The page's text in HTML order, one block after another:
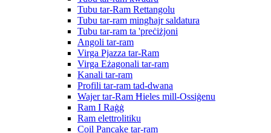
Tubu tar-Ram Rettangolu
Tubu tar-ram mingħajr saldatura
Tubu tar-ram ta 'preċiżjoni
Angoli tar-ram
Virga Pjazza tar-Ram
Virga Eżagonali tar-ram
Kanali tar-ram
Profili tar-ram tad-dwana
Wajer tar-Ram Ħieles mill-Ossiġenu
Ram I Raġġ
Ram elettrolitiku
Coil Pancake tar-ram